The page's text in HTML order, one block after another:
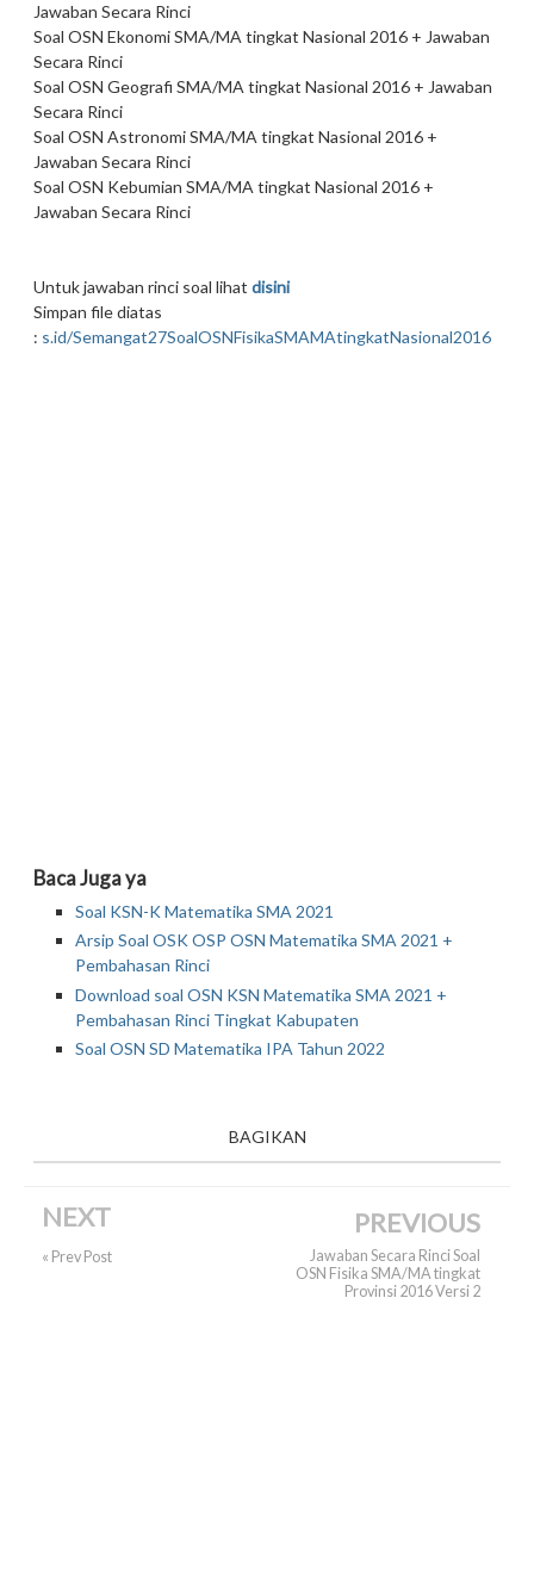
Jawaban Secara Rinci
Soal OSN Ekonomi SMA/MA tingkat Nasional 2016 + Jawaban
Secara Rinci
Soal OSN Geografi SMA/MA tingkat Nasional 2016 + Jawaban
Secara Rinci
Soal OSN Astronomi SMA/MA tingkat Nasional 2016 +
Jawaban Secara Rinci
Soal OSN Kebumian SMA/MA tingkat Nasional 2016 +
Jawaban Secara Rinci
Untuk jawaban rinci soal lihat disini
Simpan file diatas
: s.id/Semangat27SoalOSNFisikaSMAMAtingkatNasional2016
Baca Juga ya
Soal KSN-K Matematika SMA 2021
Arsip Soal OSK OSP OSN Matematika SMA 2021 +
Pembahasan Rinci
Download soal OSN KSN Matematika SMA 2021 +
Pembahasan Rinci Tingkat Kabupaten
Soal OSN SD Matematika IPA Tahun 2022
BAGIKAN
NEXT
« Prev Post
PREVIOUS
Jawaban Secara Rinci Soal
OSN Fisika SMA/MA tingkat
Provinsi 2016 Versi 2